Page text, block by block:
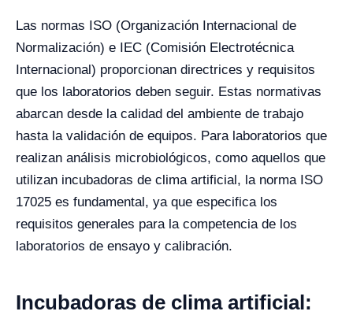
Las normas ISO (Organización Internacional de
Normalización) e IEC (Comisión Electrotécnica
Internacional) proporcionan directrices y requisitos
que los laboratorios deben seguir. Estas normativas
abarcan desde la calidad del ambiente de trabajo
hasta la validación de equipos. Para laboratorios que
realizan análisis microbiológicos, como aquellos que
utilizan incubadoras de clima artificial, la norma ISO
17025 es fundamental, ya que especifica los
requisitos generales para la competencia de los
laboratorios de ensayo y calibración.
Incubadoras de clima artificial: